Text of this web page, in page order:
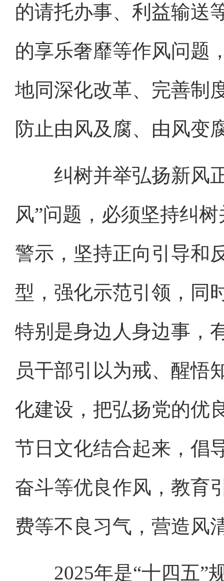
的请托办事、利益输送
的享乐奢靡等作风问题
地同深化改革、完善制
防止由风及腐、由风变
纠树并举弘扬新风正
风”问题，必须坚持纠
警示，坚持正向引导和
型，强化示范引领，同
特别是身边人身边事，
员干部引以为戒、醒悟
化建设，把弘扬党的优
节日文化结合起来，倡
奋斗等优良作风，教育
费等不良习气，营造风
2025年是“十四五”